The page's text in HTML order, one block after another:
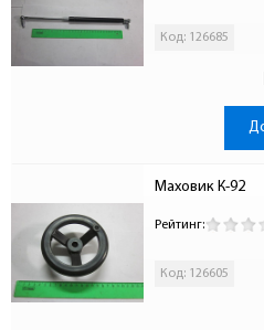
Код: 126685
Маховик К-92
Рейтинг:
Код: 126605